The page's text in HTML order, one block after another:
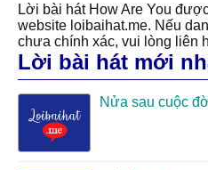
Lời bài hát How Are You
website loibaihat.me. Nếu
chưa chính xác, vui lòng liên
Lời bài hát mới
Nửa sau cuộc